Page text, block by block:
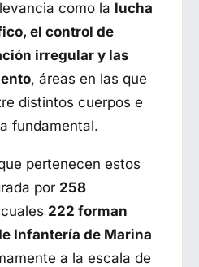
como la lucha
el control de
irregular y las
, áreas en las que
distintos cuerpos e
fundamental.
pertenecen estos
por 258
222 forman
Infantería de Marina
a la escala de